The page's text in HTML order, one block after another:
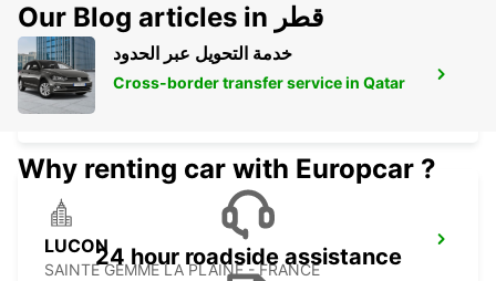
SAINTES GARE
SAINTES - FRANCE
LUCON
SAINTE GEMME LA PLAINE - FRANCE
Our Blog articles in قطر
خدمة التحويل عبر الحدود
Cross-border transfer service in Qatar
Why renting car with Europcar ?
24 hour roadside assistance